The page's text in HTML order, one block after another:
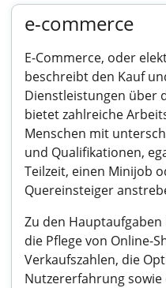
e-commerce
E-Commerce, oder
beschreibt den Kauf
Dienstleistungen über
bietet zahlreiche
Menschen mit
und Qualifikationen,
Teilzeit, einen Minijob
Quereinsteiger
Zu den
die Pflege von Online-
Verkaufszahlen, die
Nutzererfahrung